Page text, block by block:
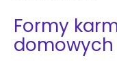
Formy
domowych